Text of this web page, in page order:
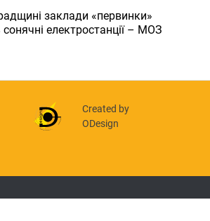
заклади «первинки»
електростанції – МОЗ
Created by
ODesign